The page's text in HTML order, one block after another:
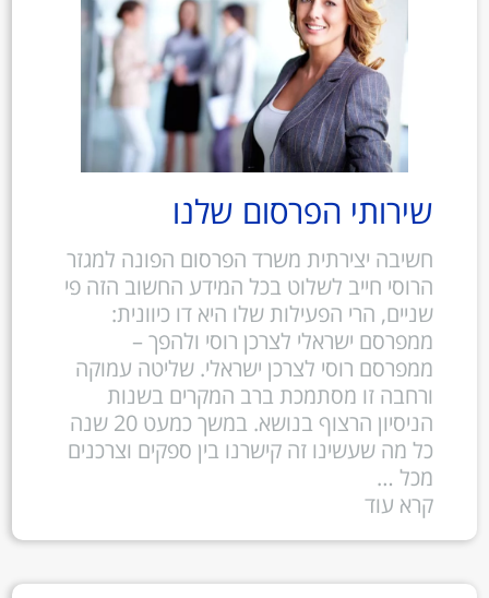
שירותי הפרסום שלנו
חשיבה יצירתית משרד הפרסום הפונה למגזר
הרוסי חייב לשלוט בכל המידע החשוב הזה פי
שניים, הרי הפעילות שלו היא דו כיוונית:
ממפרסם ישראלי לצרכן רוסי ולהפך –
ממפרסם רוסי לצרכן ישראלי. שליטה עמוקה
ורחבה זו מסתמכת ברב המקרים בשנות
הניסיון הרצוף בנושא. במשך כמעט 20 שנה
כל מה שעשינו זה קישרנו בין ספקים וצרכנים
מכל …
קרא עוד